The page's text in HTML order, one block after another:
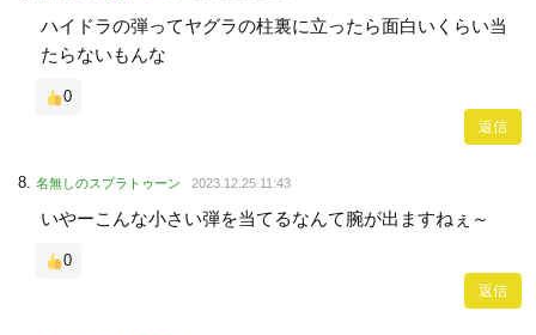
ハイドラの弾ってヤグラの柱裏に立ったら面白いくらい当
たらないもんな
0
返信
名無しのスプラトゥーン 2023.12.25 11:43
いやーこんな小さい弾を当てるなんて腕が出ますねぇ～
0
返信